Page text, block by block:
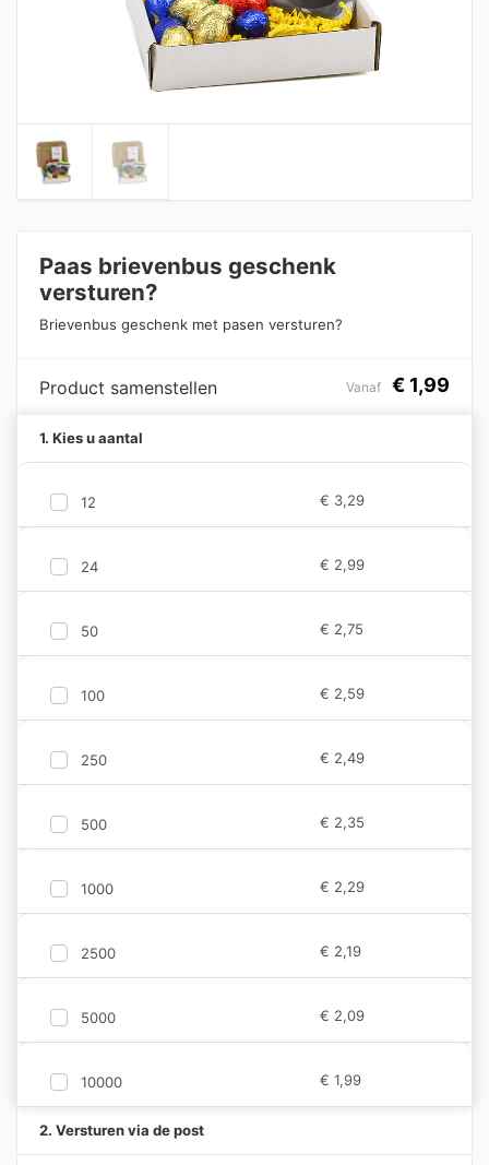
Paas brievenbus geschenk
versturen?
Brievenbus geschenk met pasen versturen?
Product samenstellen Vanaf € 1,99
1. Kies u aantal
12 € 3,29
24 € 2,99
50 € 2,75
100 € 2,59
250 € 2,49
500 € 2,35
1000 € 2,29
2500 € 2,19
5000 € 2,09
10000 € 1,99
2. Versturen via de post